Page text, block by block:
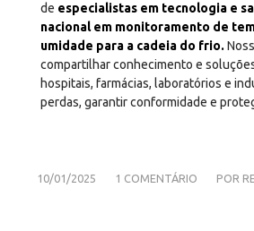
de especialistas em tecnologia e
nacional em monitoramento de
umidade para a cadeia do frio.
compartilhar conhecimento e
hospitais, farmácias, laboratórios e
perdas, garantir conformidade e
10/01/2025
/ 1 COMENTÁRIO
/ POR